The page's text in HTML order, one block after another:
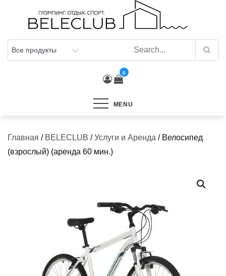
0
MENU
Главная / BELECLUB /Услуги и Аренда / Велосипед
(взрослый) (аренда 60 мин.)